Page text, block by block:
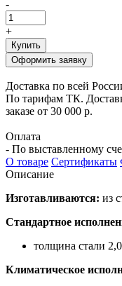
-
+
Купить
Оформить заявку
Доставка по всей
По тарифам ТК.
заказе от 30 000 р.
Оплата
- По выставленному
О товаре Сертификаты
Описание
Изготавливаются: из
Стандартное
толщина стали
Климатическое